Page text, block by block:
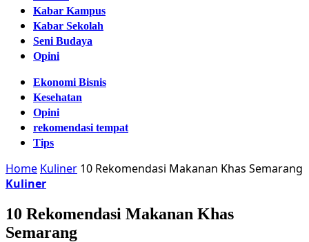
Kabar Kampus
Kabar Sekolah
Seni Budaya
Opini
Ekonomi Bisnis
Kesehatan
Opini
rekomendasi tempat
Tips
Home Kuliner 10 Rekomendasi Makanan Khas Semarang
Kuliner
10 Rekomendasi Makanan Khas
Semarang